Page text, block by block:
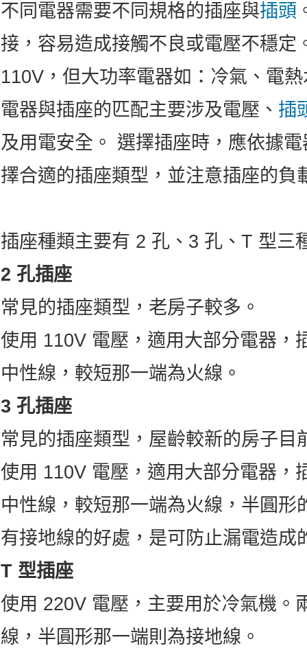
不同電器需要不同規格的插座與插頭
接，容易造成接觸不良或電壓不穩定
110V，但大功率電器如：冷氣、電
電器與插座的匹配主要涉及電壓、 插
及用電安全。 選擇插座時，應依據
擇合適的插座類型，並注意插座的負
插座種類主要有 2 孔、3 孔、T 型三
2 孔插座
常見的插座類型，老房子較多。
使用 110V 電壓，適用大部分電器，
中性線，較短那一端為火線。
3 孔插座
常見的插座類型，屋齡較新的房子目
使用 110V 電壓，適用大部分電器，
中性線，較短那一端為火線，半圓形
有接地線的好處，是可防止漏電造成
T 型插座
使用 220V 電壓，主要用於冷氣機。
線，半圓形那一端則為接地線。